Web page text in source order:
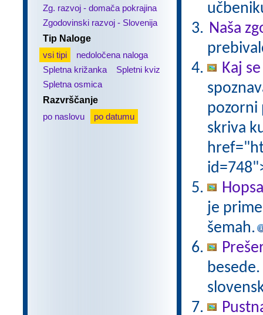
Zg. razvoj - domača pokrajina
Zgodovinski razvoj - Slovenija
Tip Naloge
vsi tipi
nedoločena naloga
Spletna križanka
Spletni kviz
Spletna osmica
Razvrščanje
po naslovu
po datumu
Naša
Kaj
pozorni
skriva
je
šemah.